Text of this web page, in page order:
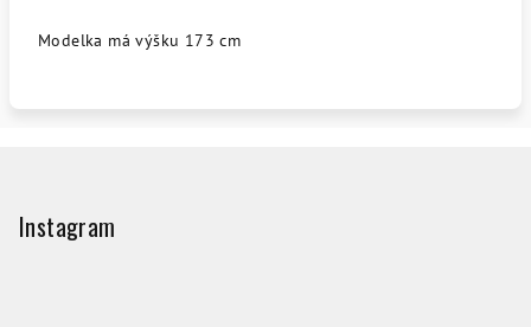
Modelka má výšku 173 cm
Instagram